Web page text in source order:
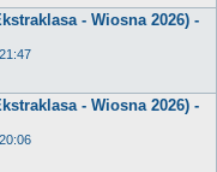
- Wiosna 2026) -
- Wiosna 2026) -